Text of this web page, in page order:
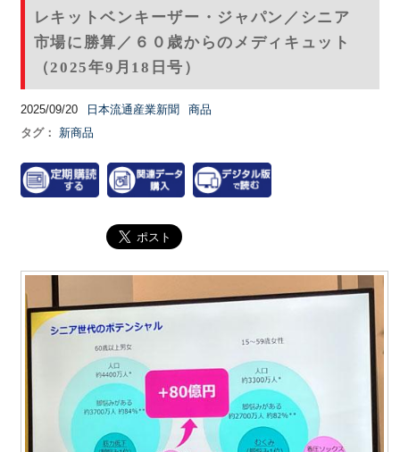
レキットベンキーザー・ジャパン／シニア
市場に勝算／６０歳からのメディキュット
（2025年9月18日号）
2025/09/20 日本流通産業新聞
商品
タグ：
新商品